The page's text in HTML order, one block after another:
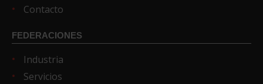
Contacto
FEDERACIONES
Industria
Servicios